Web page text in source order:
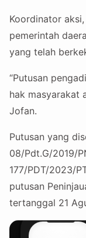
Koordinator
pemerintah
yang telah
“Putusan
hak masyarakat
Jofan.
Putusan yang
08/Pdt.G/2019/
177/PDT/2023/
putusan
tertanggal 21